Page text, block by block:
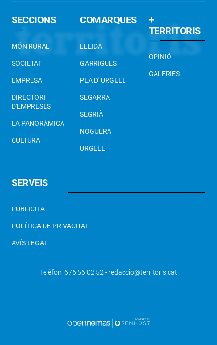
SECCIONS
MÓN RURAL
SOCIETAT
EMPRESA
DIRECTORI
D'EMPRESES
LA PANORÀMICA
CULTURA
COMARQUES
LLEIDA
GARRIGUES
PLA D' URGELL
SEGARRA
SEGRIÀ
NOGUERA
URGELL
+
TERRITORIS
OPINIÓ
GALERIES
SERVEIS
PUBLICITAT
POLÍTICA DE PRIVACITAT
AVÍS LEGAL
Telèfon 676 56 02 52 - redaccio@territoris.cat